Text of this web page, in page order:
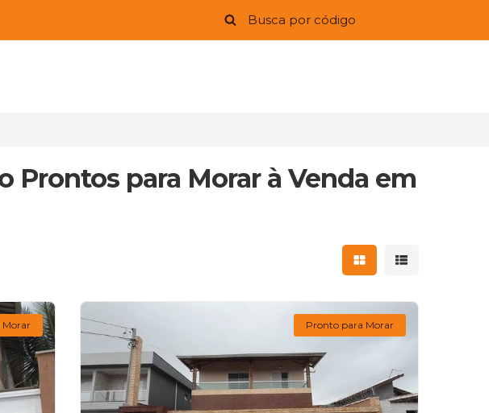
Prontos para Morar à Venda em
Mostrar resultados
Mostrar
Morar Pronto para Morar